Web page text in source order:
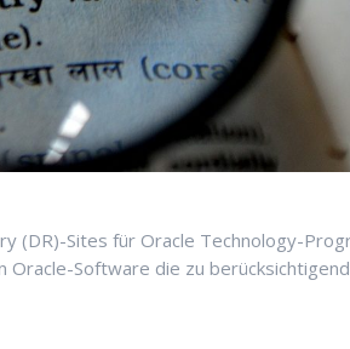
(DR)-Sites für Oracle Technology-
Software die zu